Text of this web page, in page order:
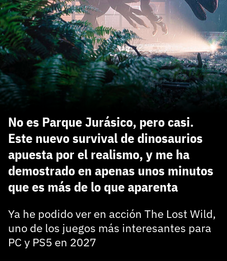
No es Parque Jurásico, pero casi.
Este nuevo survival de dinosaurios
apuesta por el realismo, y me ha
demostrado en apenas unos minutos
que es más de lo que aparenta
Ya he podido ver en acción The Lost Wild,
uno de los juegos más interesantes para
PC y PS5 en 2027
¿Todavía no tienes cuenta?
Regístrate gratis
El inicio de sesión con Facebook ya no está
disponible, pero puedes seguir usando tu cuenta
Recupera tu acceso con Facebook
carácter inicial), pero no mayúsculas, espacios, tildes
o caracteres especiales.
He leído y acepto la politica de privacidad y
de participación
Registrarse en 3DJuegos
Entra con Google
¿Ya tienes cuenta?
Entra en 3DJuegos